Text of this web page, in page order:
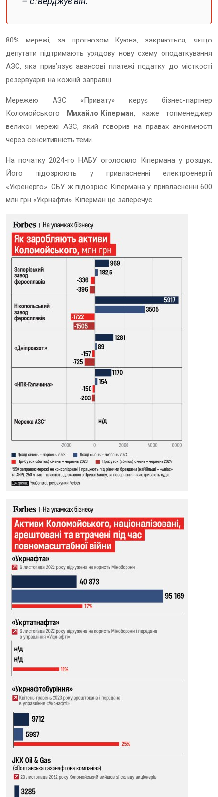
80% мережі, за прогнозом Куюна, закриються, якщо
депутати підтримають урядову нову схему оподаткування
АЗС, яка привʼязує авансові платежі податку до місткості
резервуарів на кожній заправці.
Мережею АЗС «Привату» керує бізнес-партнер
Коломойського Михайло Кіперман, каже топменеджер
великої мережі АЗС, який говорив на правах анонімності
через сенситивність теми.
На початку 2024-го НАБУ оголосило Кіпермана у розшук.
Його підозрюють у привласненні електроенергії
«Укренерго». СБУ ж підозрює Кіпермана у привласненні 600
млн грн «Укрнафти». Кіперман це заперечує.